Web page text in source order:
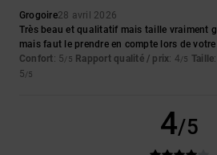
Grogoire28 avril 2026
Très beau et qualitatif mais taille vraiment
mais faut le prendre en compte lors de
Confort: 5/5 Rapport qualité / prix: 4/5 Taille
5/5
4/5